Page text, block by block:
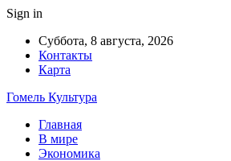
Sign in
Суббота, 8 августа, 2026
Контакты
Карта
Гомель Культура
Главная
В мире
Экономика